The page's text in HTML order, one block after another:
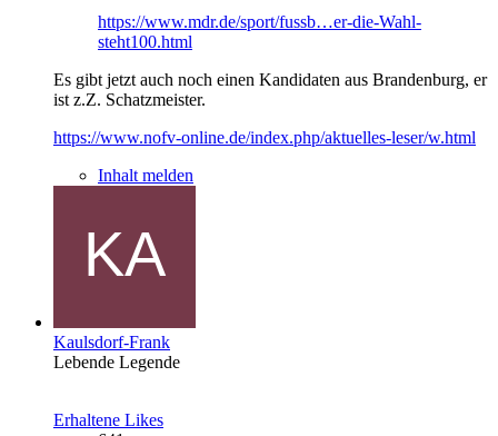
https://www.mdr.de/sport/fussb…er-die-Wahl-
steht100.html
Es gibt jetzt auch noch einen Kandidaten aus Brandenburg, er
ist z.Z. Schatzmeister.
https://www.nofv-online.de/index.php/aktuelles-leser/w.html
Inhalt melden
Kaulsdorf-Frank
Lebende Legende
Erhaltene Likes